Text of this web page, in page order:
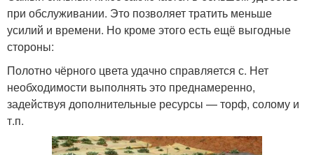
при обслуживании. Это позволяет тратить меньше
усилий и времени. Но кроме этого есть ещё выгодные
стороны:
Полотно чёрного цвета удачно справляется с. Нет
необходимости выполнять это преднамеренно,
задействуя дополнительные ресурсы — торф, солому и
т.п.